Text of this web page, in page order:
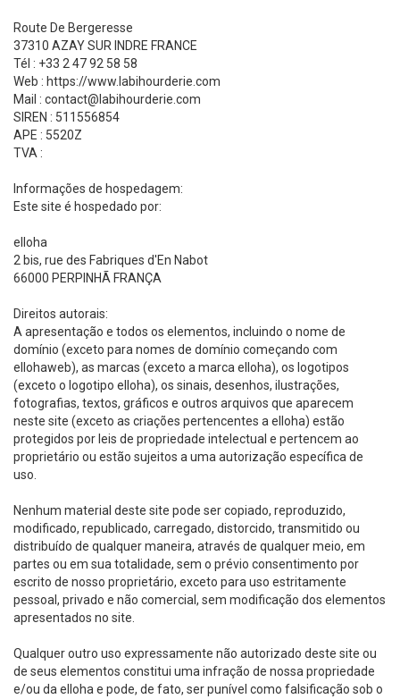
Route De Bergeresse
37310 AZAY SUR INDRE FRANCE
Tél : +33 2 47 92 58 58
Web : https://www.labihourderie.com
Mail : contact@labihourderie.com
SIREN : 511556854
APE : 5520Z
TVA :
Informações de hospedagem:
Este site é hospedado por:
elloha
2 bis, rue des Fabriques d'En Nabot
66000 PERPINHÃ FRANÇA
Direitos autorais:
A apresentação e todos os elementos, incluindo o nome de
domínio (exceto para nomes de domínio começando com
ellohaweb), as marcas (exceto a marca elloha), os logotipos
(exceto o logotipo elloha), os sinais, desenhos, ilustrações,
fotografias, textos, gráficos e outros arquivos que aparecem
neste site (exceto as criações pertencentes a elloha) estão
protegidos por leis de propriedade intelectual e pertencem ao
proprietário ou estão sujeitos a uma autorização específica de
uso.
Nenhum material deste site pode ser copiado, reproduzido,
modificado, republicado, carregado, distorcido, transmitido ou
distribuído de qualquer maneira, através de qualquer meio, em
partes ou em sua totalidade, sem o prévio consentimento por
escrito de nosso proprietário, exceto para uso estritamente
pessoal, privado e não comercial, sem modificação dos elementos
apresentados no site.
Qualquer outro uso expressamente não autorizado deste site ou
de seus elementos constitui uma infração de nossa propriedade
e/ou da elloha e pode, de fato, ser punível como falsificação sob o